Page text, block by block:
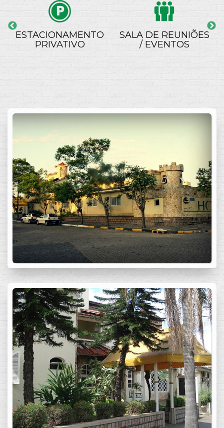
ESTACIONAMENTO
PRIVATIVO
SALA DE REUNIÕES
/ EVENTOS